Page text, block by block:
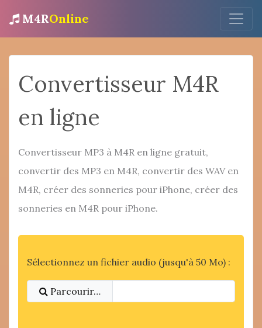
M4ROnline
Convertisseur M4R
en ligne
Convertisseur MP3 à M4R en ligne gratuit,
convertir des MP3 en M4R, convertir des WAV en
M4R, créer des sonneries pour iPhone, créer des
sonneries en M4R pour iPhone.
Sélectionnez un fichier audio (jusqu'à 50 Mo) :
Parcourir…